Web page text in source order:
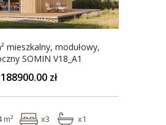
mieszkalny, modułowy,
SOMIN V18_A1
188900.00 zł
m² x3 x1